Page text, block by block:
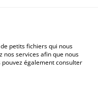
petits fichiers qui nous
nos services afin que nous
également consulter